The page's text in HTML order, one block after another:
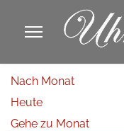
Nach Monat
Heute
Gehe zu Monat